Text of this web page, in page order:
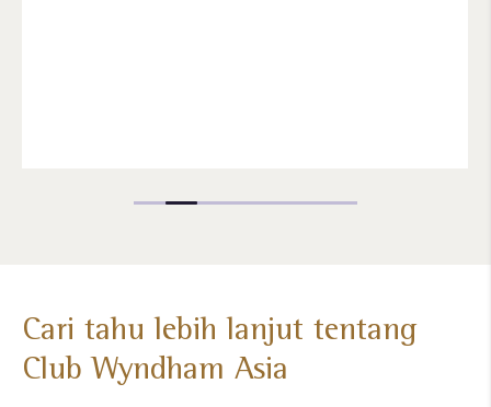
Cari tahu lebih lanjut tentang
Club Wyndham Asia